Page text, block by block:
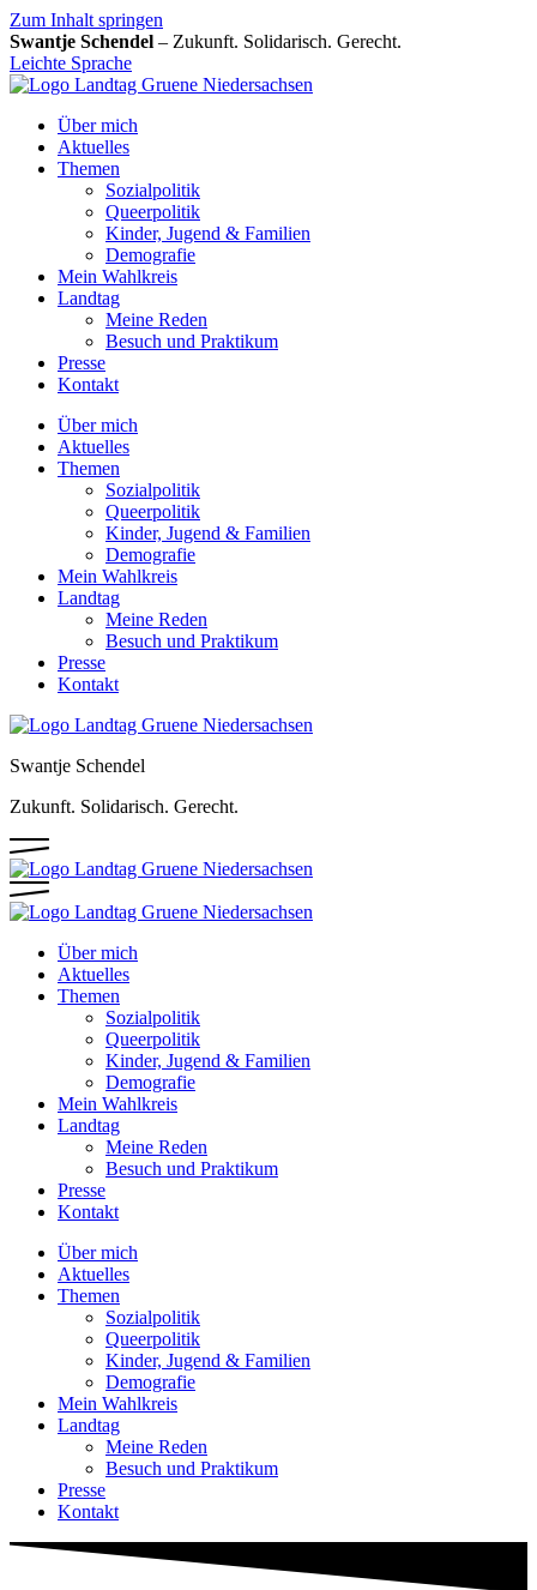
Zum Inhalt springen
Swantje Schendel – Zukunft. Solidarisch. Gerecht.
Leichte Sprache
Über mich
Aktuelles
Themen
Sozialpolitik
Queerpolitik
Kinder, Jugend & Familien
Demografie
Mein Wahlkreis
Landtag
Meine Reden
Besuch und Praktikum
Presse
Kontakt
Über mich
Aktuelles
Themen
Sozialpolitik
Queerpolitik
Kinder, Jugend & Familien
Demografie
Mein Wahlkreis
Landtag
Meine Reden
Besuch und Praktikum
Presse
Kontakt
Swantje Schendel
Zukunft. Solidarisch. Gerecht.
Über mich
Aktuelles
Themen
Sozialpolitik
Queerpolitik
Kinder, Jugend & Familien
Demografie
Mein Wahlkreis
Landtag
Meine Reden
Besuch und Praktikum
Presse
Kontakt
Über mich
Aktuelles
Themen
Sozialpolitik
Queerpolitik
Kinder, Jugend & Familien
Demografie
Mein Wahlkreis
Landtag
Meine Reden
Besuch und Praktikum
Presse
Kontakt